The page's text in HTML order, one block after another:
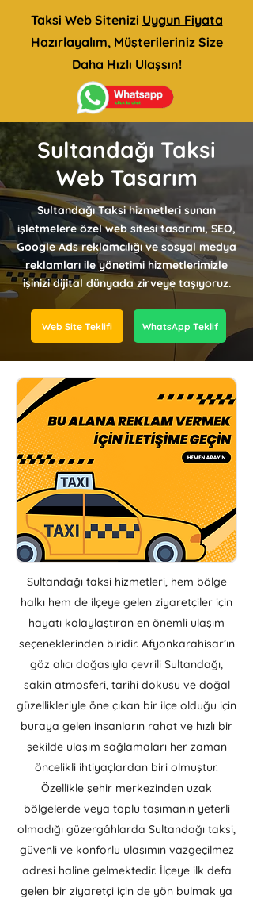
Taksi Web Sitenizi Uygun Fiyata
Hazırlayalım, Müşterileriniz Size
Daha Hızlı Ulaşsın!
Sultandağı Taksi
Web Tasarım
Sultandağı Taksi hizmetleri sunan
işletmelere özel web sitesi tasarımı, SEO,
Google Ads reklamcılığı ve sosyal medya
reklamları ile yönetimi hizmetlerimizle
işinizi dijital dünyada zirveye taşıyoruz.
Web Site Teklifi WhatsApp Teklif
Sultandağı taksi hizmetleri, hem bölge
halkı hem de ilçeye gelen ziyaretçiler için
hayatı kolaylaştıran en önemli ulaşım
seçeneklerinden biridir. Afyonkarahisar’ın
göz alıcı doğasıyla çevrili Sultandağı,
sakin atmosferi, tarihi dokusu ve doğal
güzellikleriyle öne çıkan bir ilçe olduğu için
buraya gelen insanların rahat ve hızlı bir
şekilde ulaşım sağlamaları her zaman
öncelikli ihtiyaçlardan biri olmuştur.
Özellikle şehir merkezinden uzak
bölgelerde veya toplu taşımanın yeterli
olmadığı güzergâhlarda Sultandağı taksi,
güvenli ve konforlu ulaşımın vazgeçilmez
adresi haline gelmektedir. İlçeye ilk defa
gelen bir ziyaretçi için de yön bulmak ya